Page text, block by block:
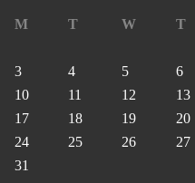
M T W T
3
4 5 6
10
11 12 13
17
18 19 20
24
25 26 27
31